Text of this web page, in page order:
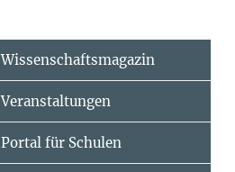
Wissenschaftsmagazin
Veranstaltungen
Portal für Schulen